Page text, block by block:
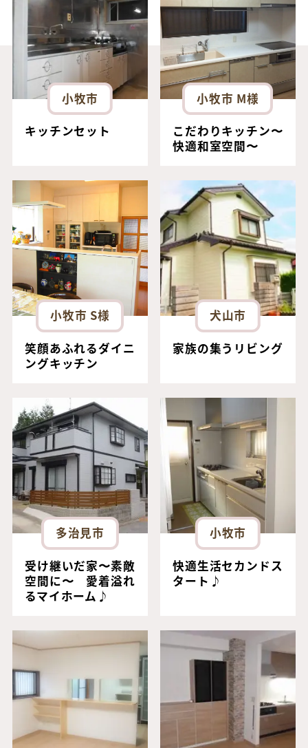
小牧市
キッチンセット
小牧市 M様
こだわりキッチン〜
快適和室空間〜
小牧市 S様
笑顔あふれるダイニ
ングキッチン
犬山市
家族の集うリビング
多治見市
受け継いだ家〜素敵
空間に〜 愛着溢れ
るマイホーム♪
小牧市
快適生活セカンドス
タート♪